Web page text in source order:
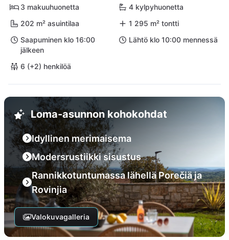
3 makuuhuonetta
4 kylpyhuonetta
202 m² asuintilaa
1 295 m² tontti
Saapuminen klo 16:00
jälkeen
Lähtö klo 10:00 mennessä
6 (+2) henkilöä
Loma-asunnon kohokohdat
Idyllinen merimaisema
Modersrustiikki sisustus
Rannikkotuntumassa lähellä Porečiä ja
Rovinjia
Valokuvagalleria